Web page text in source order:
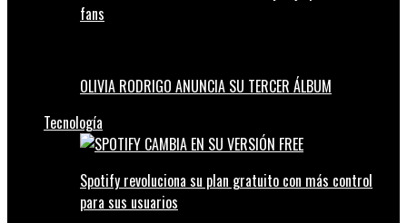
fans
OLIVIA RODRIGO ANUNCIA SU TERCER ÁLBUM
Tecnología
Spotify revoluciona su plan gratuito con más control
para sus usuarios